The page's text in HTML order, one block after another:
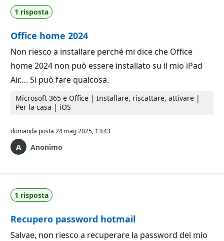
u
t
a
i
n
i
p
t
z
o
e
1 risposta
Office home 2024
Non riesco a installare perché mi dice che Office
home 2024 non può essere installato su il mio iPad
Air…. Si può fare qualcosa.
Microsoft 365 e Office | Installare, riscattare, attivare |
Per la casa | iOS
domanda posta 24 mag 2025, 13:43
Anonimo
1 risposta
Recupero password hotmail
Salvae, non riesco a recuperare la password del mio